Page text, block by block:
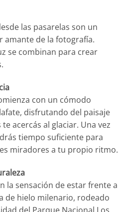
las pasarelas son un
amante de la fotografía.
se combinan para crear
con un cómodo
disfrutando del paisaje
acercás al glaciar. Una vez
tiempo suficiente para
miradores a tu propio ritmo.
la sensación de estar frente a
de hielo milenario, rodeado